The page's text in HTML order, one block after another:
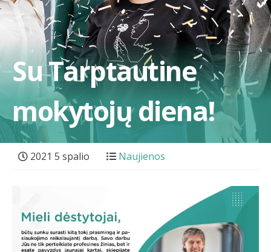
Su Tarptautine
mokytojų diena!
2021 5 spalio Naujienos